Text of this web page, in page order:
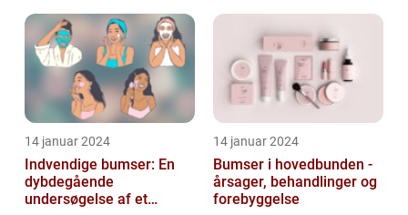
14 januar 2024
Indvendige bumser: En
dybdegående
undersøgelse af et
14 januar 2024
Bumser i hovedbunden -
årsager, behandlinger og
forebyggelse